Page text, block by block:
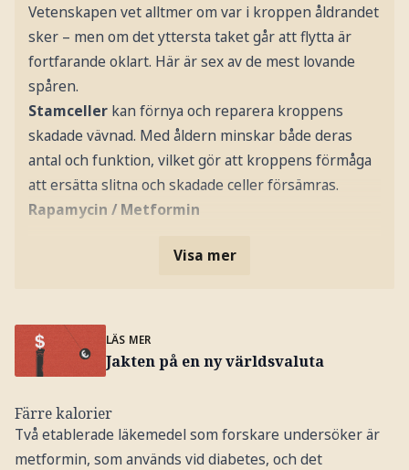
Vetenskapen vet alltmer om var i kroppen åldrandet
sker – men om det yttersta taket går att flytta är
fortfarande oklart. Här är sex av de mest lovande
spåren.
Stamceller kan förnya och reparera kroppens
skadade vävnad. Med åldern minskar både deras
antal och funktion, vilket gör att kroppens förmåga
att ersätta slitna och skadade celler försämras.
Rapamycin / Metformin
Visa mer
LÄS MER
Jakten på en ny världsvaluta
Färre kalorier
Två etablerade läkemedel som forskare undersöker är
metformin, som används vid diabetes, och det